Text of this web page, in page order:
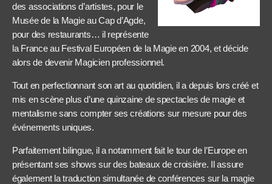
des associations d’artistes, pour le
Musée de la Magie au Cap d’Agde,
pour des restaurants… il représente
la France au Festival Européen de la Magie en 2004, et décide
alors de devenir Magicien professionnel.
Tout en perfectionnant son art au quotidien, il a depuis lors créé et
mis en scène plus d’une quinzaine de spectacles de magie et
mentalisme sans compter ses créations sur mesure pour des
événements uniques.
Parfaitement bilingue, il a notamment fait le tour de l’Europe en
présentant ses shows sur des bateaux de croisière. Il assure
également la traduction simultanée de conférences sur la magie